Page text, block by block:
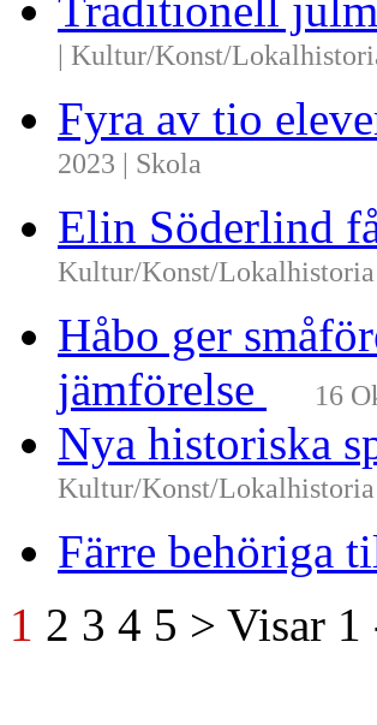
| Kultur/Konst/
Fyra av tio
2023 | Skola
Elin Söderlind
Kultur/Konst/Lokalhistoria
Håbo ger
jämförelse
16
Nya historiska
Kultur/Konst/Lokalhistoria
Färre behöriga
1 2 3 4 5 > Visar 1